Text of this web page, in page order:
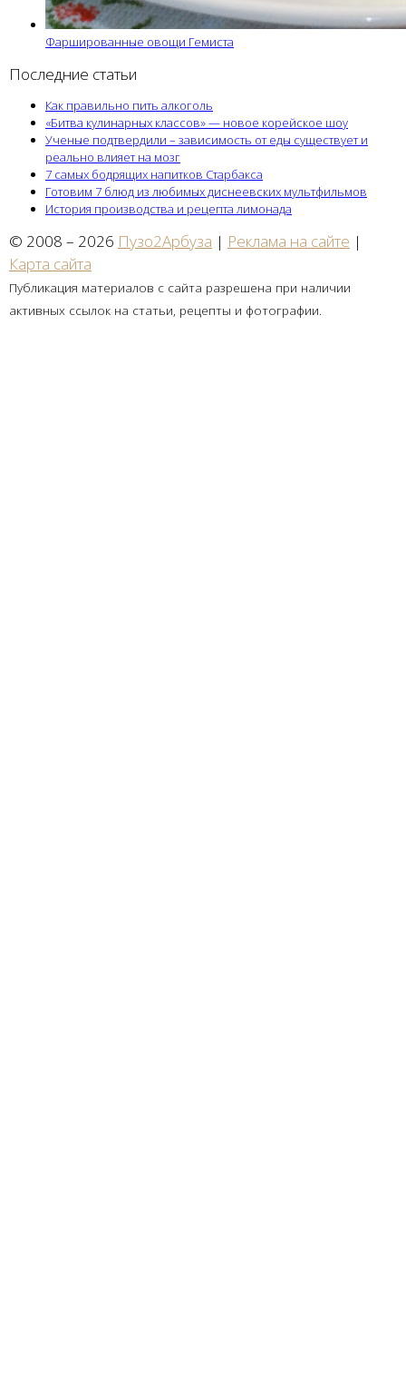
Фаршированные овощи Гемиста
Последние статьи
Как правильно пить алкоголь
«Битва кулинарных классов» — новое корейское шоу
Ученые подтвердили – зависимость от еды существует и
реально влияет на мозг
7 самых бодрящих напитков Старбакса
Готовим 7 блюд из любимых диснеевских мультфильмов
История производства и рецепта лимонада
© 2008 – 2026 Пузо2Арбуза | Реклама на сайте |
Карта сайта
Публикация материалов с сайта разрешена при наличии
активных ссылок на статьи, рецепты и фотографии.